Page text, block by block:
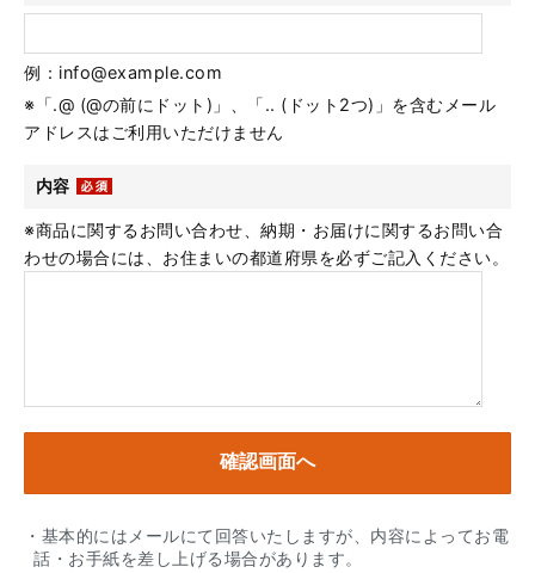
例：info@example.com
※「.@ (@の前にドット)」、「.. (ドット2つ)」を含むメール
アドレスはご利用いただけません
内容
※商品に関するお問い合わせ、納期・お届けに関するお問い合
わせの場合には、お住まいの都道府県を必ずご記入ください。
・基本的にはメールにて回答いたしますが、内容によってお電
話・お手紙を差し上げる場合があります。